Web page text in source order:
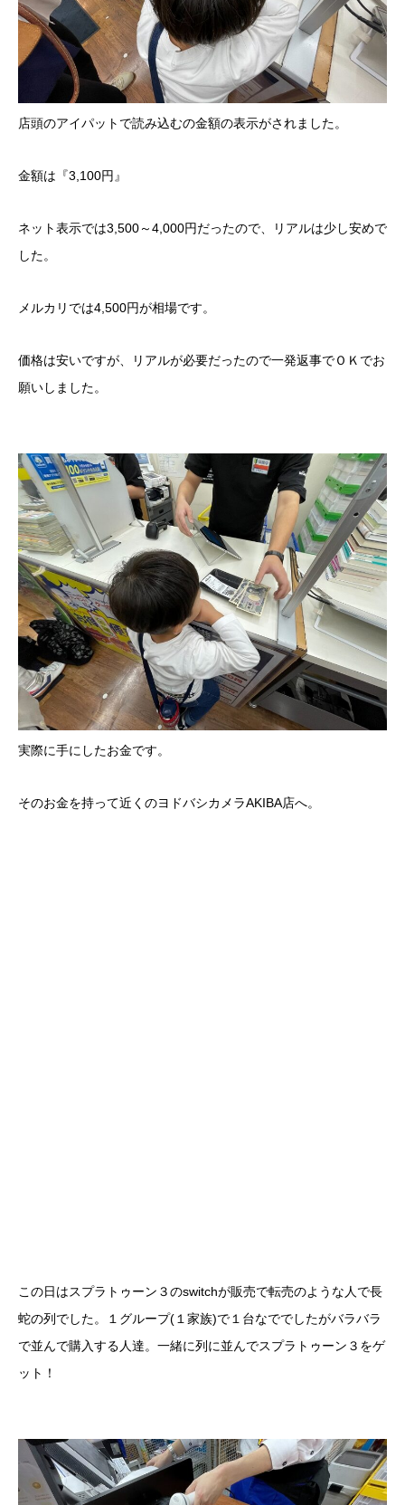
店頭のアイパットで読み込むの金額の表示がされました。
金額は『3,100円』
ネット表示では3,500～4,000円だったので、リアルは少し安めで
した。
メルカリでは4,500円が相場です。
価格は安いですが、リアルが必要だったので一発返事でＯＫでお
願いしました。
実際に手にしたお金です。
そのお金を持って近くのヨドバシカメラAKIBA店へ。
この日はスプラトゥーン３のswitchが販売で転売のような人で長
蛇の列でした。１グループ(１家族)で１台なででしたがバラバラ
で並んで購入する人達。一緒に列に並んでスプラトゥーン３をゲ
ット！